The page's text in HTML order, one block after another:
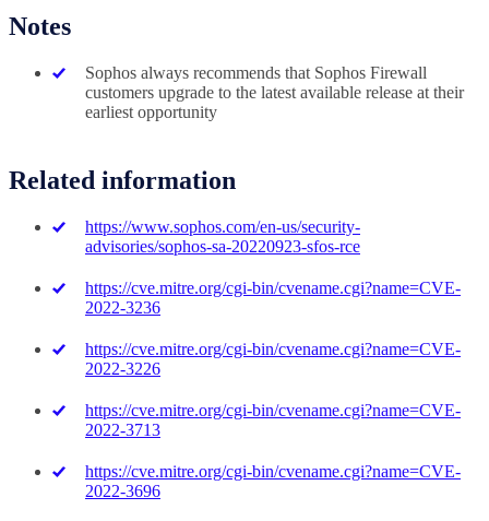
Notes
Sophos always recommends that Sophos Firewall
customers upgrade to the latest available release at their
earliest opportunity
Related information
https://www.sophos.com/en-us/security-
advisories/sophos-sa-20220923-sfos-rce
https://cve.mitre.org/cgi-bin/cvename.cgi?name=CVE-
2022-3236
https://cve.mitre.org/cgi-bin/cvename.cgi?name=CVE-
2022-3226
https://cve.mitre.org/cgi-bin/cvename.cgi?name=CVE-
2022-3713
https://cve.mitre.org/cgi-bin/cvename.cgi?name=CVE-
2022-3696